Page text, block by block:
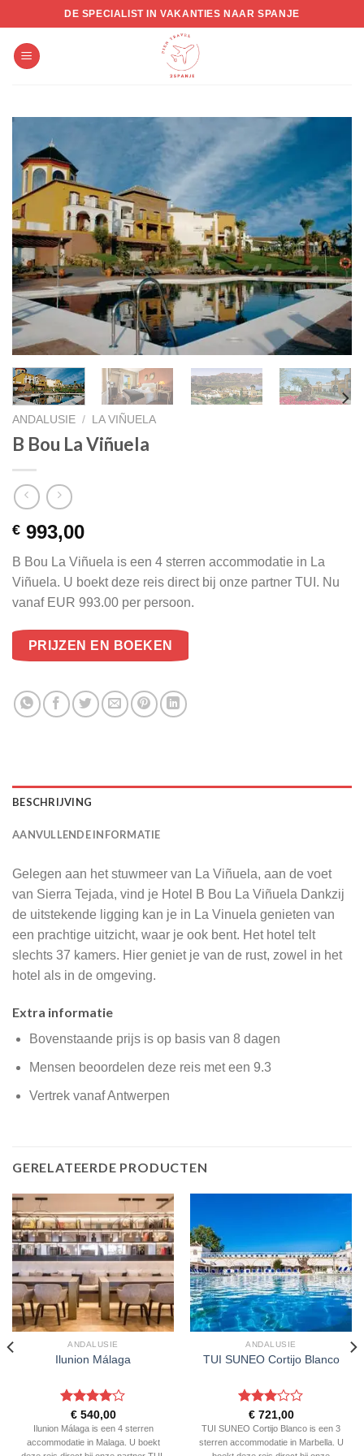
to
content
DE SPECIALIST IN VAKANTIES NAAR SPANJE
ANDALUSIE / LA VIÑUELA
B Bou La Viñuela
€ 993,00
B Bou La Viñuela is een 4 sterren accommodatie in La
Viñuela. U boekt deze reis direct bij onze partner TUI. Nu
vanaf EUR 993.00 per persoon.
PRIJZEN EN BOEKEN
BESCHRIJVING
AANVULLENDE INFORMATIE
Gelegen aan het stuwmeer van La Viñuela, aan de voet
van Sierra Tejada, vind je Hotel B Bou La Viñuela Dankzij
de uitstekende ligging kan je in La Vinuela genieten van
een prachtige uitzicht, waar je ook bent. Het hotel telt
slechts 37 kamers. Hier geniet je van de rust, zowel in het
hotel als in de omgeving.
Extra informatie
Bovenstaande prijs is op basis van 8 dagen
Mensen beoordelen deze reis met een 9.3
Vertrek vanaf Antwerpen
GERELATEERDE PRODUCTEN
ANDALUSIE
Ilunion Málaga
Gewaardeerd
4uit 5
€540,00
Ilunion Málaga is een 4 sterren
accommodatie in Malaga. U boekt
ANDALUSIE
TUI SUNEO Cortijo Blanco
Gewaardeerd
3uit 5
€721,00
TUI SUNEO Cortijo Blanco is een 3
sterren accommodatie in Marbella. U